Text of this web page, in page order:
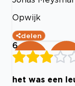
Opwijk
delen
6
het was een